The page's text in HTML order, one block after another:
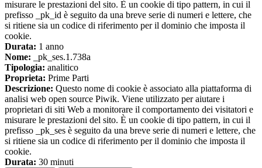
misurare le prestazioni del sito. È un cookie di tipo pattern, in cui il
prefisso _pk_id è seguito da una breve serie di numeri e lettere, che
si ritiene sia un codice di riferimento per il dominio che imposta il
cookie.
Durata: 1 anno
Nome: _pk_ses.1.738a
Tipologia: analitico
Proprieta: Prime Parti
Descrizione: Questo nome di cookie è associato alla piattaforma di
analisi web open source Piwik. Viene utilizzato per aiutare i
proprietari di siti Web a monitorare il comportamento dei visitatori e
misurare le prestazioni del sito. È un cookie di tipo pattern, in cui il
prefisso _pk_ses è seguito da una breve serie di numeri e lettere, che
si ritiene sia un codice di riferimento per il dominio che imposta il
cookie.
Durata: 30 minuti